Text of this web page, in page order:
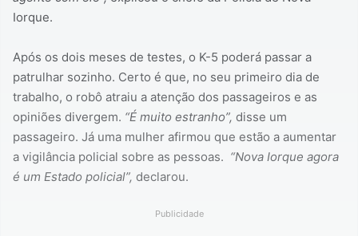
Iorque.
Após os dois meses de testes, o K-5 poderá passar a
patrulhar sozinho. Certo é que, no seu primeiro dia de
trabalho, o robô atraiu a atenção dos passageiros e as
opiniões divergem. “É muito estranho”, disse um
passageiro. Já uma mulher afirmou que estão a aumentar
a vigilância policial sobre as pessoas. “Nova Iorque agora
é um Estado policial”, declarou.
Publicidade